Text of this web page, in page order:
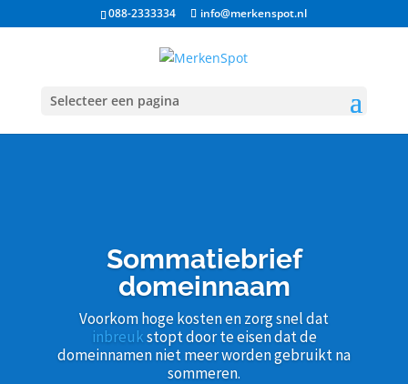
088-2333334 info@merkenspot.nl
Selecteer een pagina
Sommatiebrief
domeinnaam
Voorkom hoge kosten en zorg snel dat
inbreukstopt door te eisen dat de
domeinnamen niet meer worden gebruikt na
sommeren.